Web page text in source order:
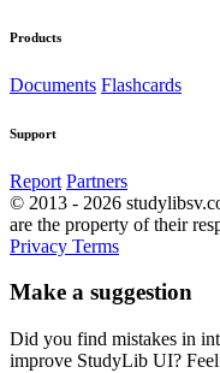
Products
Documents Flashcards
Support
Report Partners
© 2013 - 2026
are the property of their
Privacy Terms
Make a suggestion
Did you find mistakes in
improve StudyLib UI?